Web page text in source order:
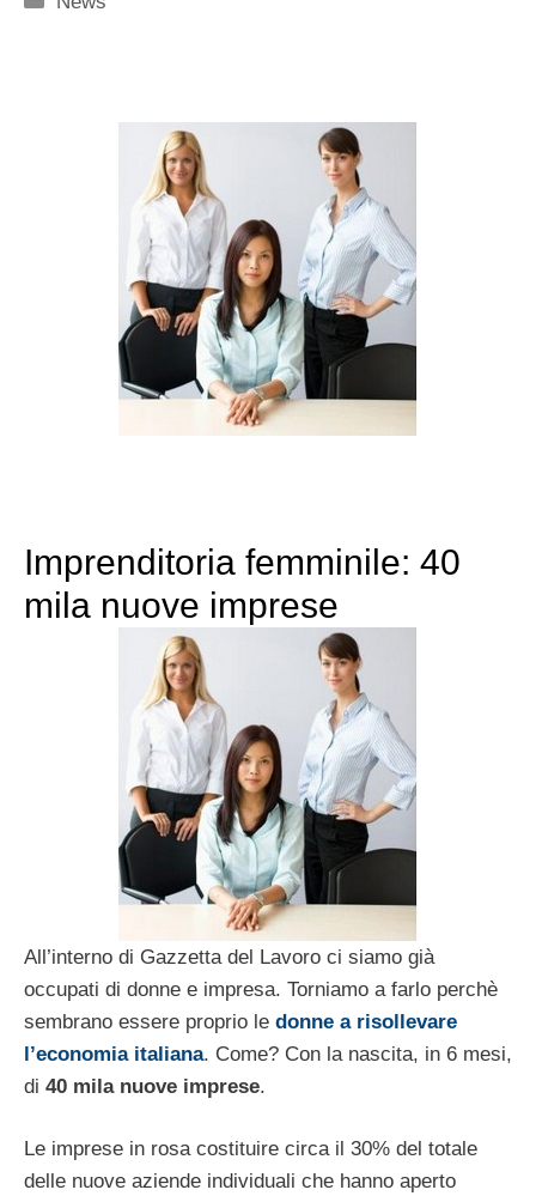
Imprenditoria femminile: 40
mila nuove imprese
All’interno di Gazzetta del Lavoro ci siamo già
occupati di donne e impresa. Torniamo a farlo perchè
sembrano essere proprio le donne a risollevare
l’economia italiana. Come? Con la nascita, in 6 mesi,
di 40 mila nuove imprese.
Le imprese in rosa costituire circa il 30% del totale
delle nuove aziende individuali che hanno aperto